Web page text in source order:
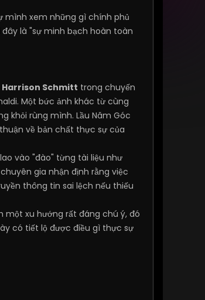
mình xem những gì chính phủ
là "sự minh bạch hoàn toàn
Harrison Schmitt trong chuyến
Một bức ảnh khác từ cùng
khỏi rùng mình. Lầu Năm Góc
về bản chất thực sự của
vào "đào" từng tài liệu như
gia nhận định rằng việc
thông tin sai lệch nếu thiếu
một xu hướng rất đáng chú ý, đó
có tiết lộ được điều gì thực sự